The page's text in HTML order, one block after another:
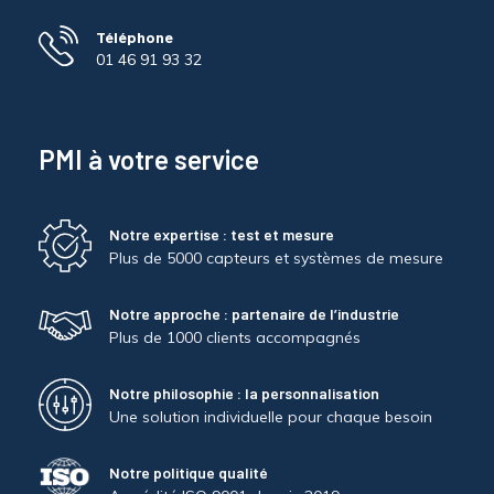
Téléphone
01 46 91 93 32
PMI à votre service
Notre expertise : test et mesure
Plus de 5000 capteurs et systèmes de mesure
Notre approche : partenaire de l’industrie
Plus de 1000 clients accompagnés
Notre philosophie : la personnalisation
Une solution individuelle pour chaque besoin
Notre politique qualité